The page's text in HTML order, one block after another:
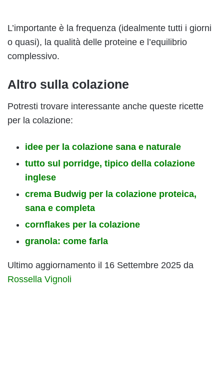
L’importante è la frequenza (idealmente tutti i giorni
o quasi), la qualità delle proteine e l’equilibrio
complessivo.
Altro sulla colazione
Potresti trovare interessante anche queste ricette
per la colazione:
idee per la colazione sana e naturale
tutto sul porridge, tipico della colazione
inglese
crema Budwig per la colazione proteica,
sana e completa
cornflakes per la colazione
granola: come farla
Ultimo aggiornamento il 16 Settembre 2025 da
Rossella Vignoli